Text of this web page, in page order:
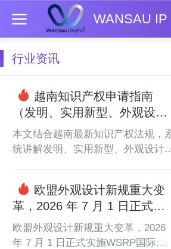
WANSAU IP
行业资讯
越南知识产权申请指南
（发明、实用新型、外观设计
及商标）
本文结合越南最新知识产权法规，
统讲解发明、实用新型、外观设计
程与保护期限，收录 2026 年新政变
化与合规要点，为中国企业布局越南
知识产权提供专业参考。
欧盟外观设计新规重大变
革，2026 年 7 月 1 日正式实
施
欧盟外观设计新规重大变革，2026
年 7 月 1 日正式实施WSRP国际知